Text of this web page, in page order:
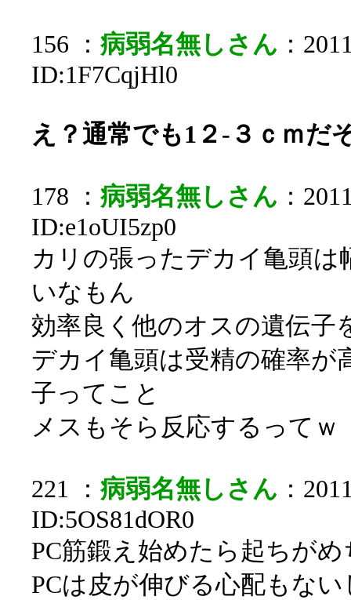
156 ： 病弱名無しさん ：
ID:1F7CqjHl0
え？通常でも1２-３ｃｍだ
178 ： 病弱名無しさん ：
ID:e1oUI5zp0
カリの張ったデカイ亀頭
いなもん
効率良く他のオスの遺伝子
デカイ亀頭は受精の確率が
子ってこと
メスもそら反応するってｗ
221 ： 病弱名無しさん ：
ID:5OS81dOR0
PC筋鍛え始めたら起ちが
PCは皮が伸びる心配もな